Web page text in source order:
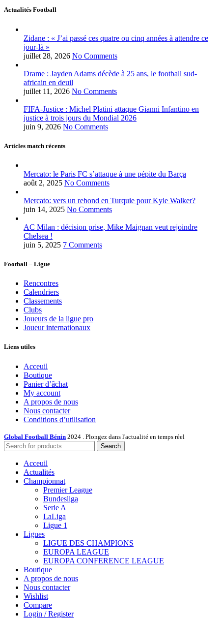
Actualités Football
Zidane : « J’ai passé ces quatre ou cinq années à attendre ce
jour-là »
juillet 28, 2026 No Comments
Drame : Jayden Adams décède à 25 ans, le football sud-
africain en deuil
juillet 11, 2026 No Comments
FIFA-Justice : Michel Platini attaque Gianni Infantino en
justice à trois jours du Mondial 2026
juin 9, 2026 No Comments
Articles match récents
Mercato: le Paris FC s’attaque à une pépite du Barça
août 2, 2025 No Comments
Mercato: vers un rebond en Turquie pour Kyle Walker?
juin 14, 2025 No Comments
AC Milan : décision prise, Mike Maignan veut rejoindre
Chelsea !
juin 5, 2025 7 Comments
Football – Ligue
Rencontres
Calendriers
Classements
Clubs
Joueurs de la ligue pro
Joueur internationaux
Liens utiles
Acceuil
Boutique
Panier d’âchat
My account
A propos de nous
Nous contacter
Conditions d’utilisation
Global Football Bénin 2024 . Plongez dans l'actualité en temps réel
Search
Acceuil
Actualités
Championnat
Premier League
Bundesliga
Serie A
LaLiga
Ligue 1
Ligues
LIGUE DES CHAMPIONS
EUROPA LEAGUE
EUROPA CONFERENCE LEAGUE
Boutique
A propos de nous
Nous contacter
Wishlist
Compare
Login / Register